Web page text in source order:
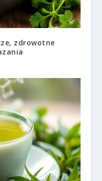
zdrowotne